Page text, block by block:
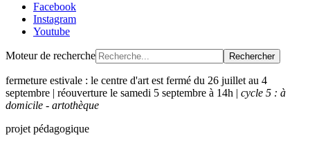
Facebook
Instagram
Youtube
Moteur de recherche Rechercher
fermeture estivale : le centre d'art est fermé du 26 juillet au 4
septembre | réouverture le samedi 5 septembre à 14h | cycle 5 : à
domicile - artothèque
projet pédagogique